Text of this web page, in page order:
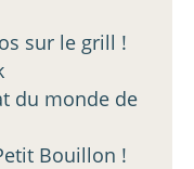
sur le grill !
du monde de
Bouillon !